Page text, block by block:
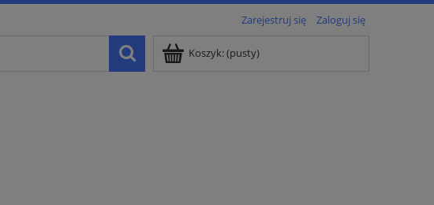
Zarejestruj się Zaloguj się
Koszyk:(pusty)